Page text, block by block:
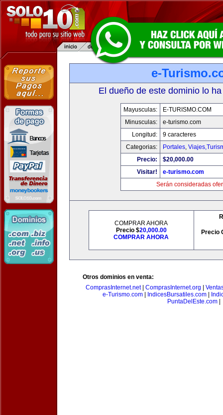
e-
El dueño de este dominio lo
Mayusculas:
E-TURISMO.COM
Minusculas:
e-turismo.com
Longitud:
9 caracteres
Categorias:
Portales,
Precio:
$20,000.00
Visitar!
e-turismo.com
Serán consideradas
COMPRAR AHORA
Precio $20,000.00
COMPRAR AHORA
Precio
Otros dominios en venta:
ComprasInternet.net| ComprasInternet.org
e-Turismo.com| IndicesBursatiles.com|
PuntaDelEste.com|